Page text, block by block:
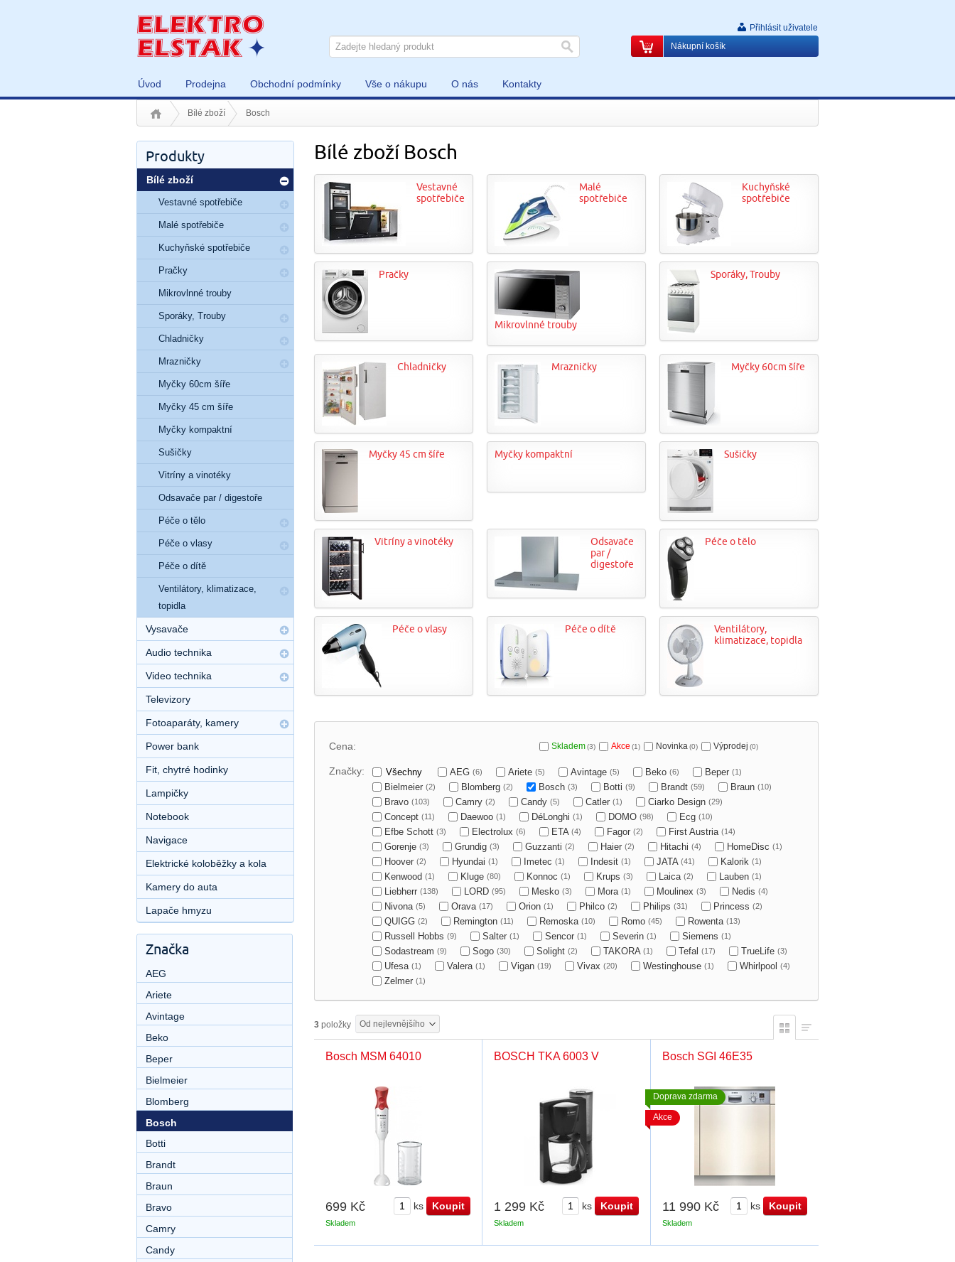
Úvod Prodejna Obchodní podmínky Vše o nákupu O nás Kontakty
Přihlásit uživatele
Nákupní košík
Bílé zboží Bosch
Bílé zboží Bosch
Vestavné
spotřebiče
Malé
spotřebiče
Kuchyňské
spotřebiče
Pračky
Mikrovlnné trouby
Sporáky, Trouby
Chladničky Mrazničky Myčky 60cm šíře
Myčky 45 cm šíře Myčky kompaktní Sušičky
Vitríny a vinotéky
Odsavače
par /
digestoře
Péče o tělo
Péče o vlasy Péče o dítě
Ventilátory,
klimatizace, topidla
Cena: Skladem(3) Akce (1) Novinka(0) Výprodej (0)
Značky: Všechny AEG (6) Ariete (5) Avintage (5) Beko (6) Beper (1)
Bielmeier (2) Blomberg (2) Bosch (3) Botti (9) Brandt (59) Braun (10)
Bravo (103) Camry (2) Candy (5) Catler (1) Ciarko Design (29)
Concept (11) Daewoo (1) DéLonghi (1) DOMO (98) Ecg (10)
Efbe Schott (3) Electrolux (6) ETA (4) Fagor (2) First Austria (14)
Gorenje (3) Grundig (3) Guzzanti (2) Haier (2) Hitachi (4) HomeDisc (1)
Hoover (2) Hyundai (1) Imetec (1) Indesit (1) JATA (41) Kalorik (1)
Kenwood (1) Kluge (80) Konnoc (1) Krups (3) Laica (2) Lauben (1)
Liebherr (138) LORD (95) Mesko (3) Mora (1) Moulinex (3) Nedis (4)
Nivona (5) Orava (17) Orion (1) Philco (2) Philips (31) Princess (2)
QUIGG (2) Remington (11) Remoska (10) Romo (45) Rowenta (13)
Russell Hobbs (9) Salter (1) Sencor (1) Severin (1) Siemens (1)
Sodastream (9) Sogo (30) Solight (2) TAKORA (1) Tefal (17) TrueLife (3)
Ufesa (1) Valera (1) Vigan (19) Vivax (20) Westinghouse (1) Whirlpool (4)
Zelmer (1)
3 položky Od nejlevnějšího
Bosch MSM 64010
699 Kč ks
Skladem
BOSCH TKA 6003 V
1 299 Kč ks
Skladem
Bosch SGI 46E35
11 990 Kč ks
Skladem
Doprava zdarma
Akce
Produkty
Bílé zboží
Vestavné spotřebiče
Malé spotřebiče
Kuchyňské spotřebiče
Pračky
Mikrovlnné trouby
Sporáky, Trouby
Chladničky
Mrazničky
Myčky 60cm šíře
Myčky 45 cm šíře
Myčky kompaktní
Sušičky
Vitríny a vinotéky
Odsavače par / digestoře
Péče o tělo
Péče o vlasy
Péče o dítě
Ventilátory, klimatizace,
topidla
Vysavače
Audio technika
Video technika
Televizory
Fotoaparáty, kamery
Power bank
Fit, chytré hodinky
Lampičky
Notebook
Navigace
Elektrické koloběžky a kola
Kamery do auta
Lapače hmyzu
Značka
AEG
Ariete
Avintage
Beko
Beper
Bielmeier
Blomberg
Bosch
Botti
Brandt
Braun
Bravo
Camry
Candy